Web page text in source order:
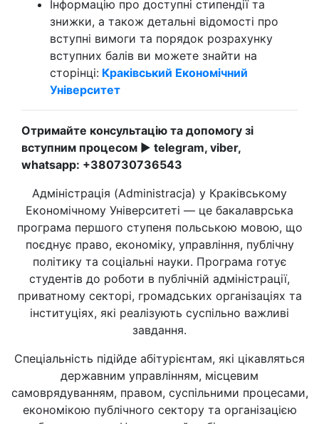
Інформацію про доступні стипендії та
знижки, а також детальні відомості про
вступні вимоги та порядок розрахунку
вступних балів ви можете знайти на
сторінці: Краківський Економічний
Університет
Отримайте консультацію та допомогу зі
вступним процесом ► telegram, viber,
whatsapp: +380730736543
Адміністрація (Administracja) у Краківському
Економічному Університеті — це бакалаврська
програма першого ступеня польською мовою, що
поєднує право, економіку, управління, публічну
політику та соціальні науки. Програма готує
студентів до роботи в публічній адміністрації,
приватному секторі, громадських організаціях та
інституціях, які реалізують суспільно важливі
завдання.
Спеціальність підійде абітурієнтам, які цікавляться
державним управлінням, місцевим
самоврядуванням, правом, суспільними процесами,
економікою публічного сектору та організацією